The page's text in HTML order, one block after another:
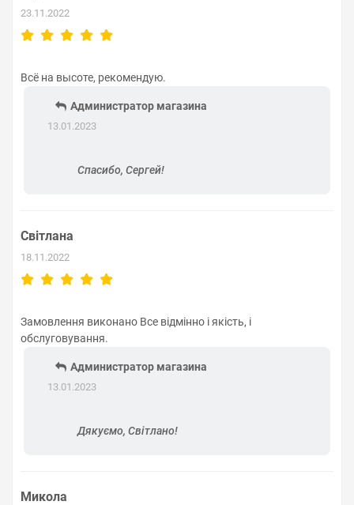
23.11.2022
Всё на высоте, рекомендую.
Администратор магазина
13.01.2023
Спасибо, Сергей!
Світлана
18.11.2022
Замовлення виконано Все відмінно і якість, і
обслуговування.
Администратор магазина
13.01.2023
Дякуємо, Світлано!
Микола